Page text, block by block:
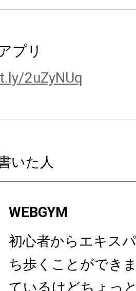
プリ
2uZyNUq
いた人
WEBGYM
初心者からエキス
ち歩くことができ
ているけどちょっ